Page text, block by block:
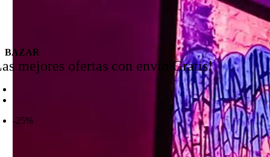
BAZAR
mejores ofertas con envío Gratis!
-25%